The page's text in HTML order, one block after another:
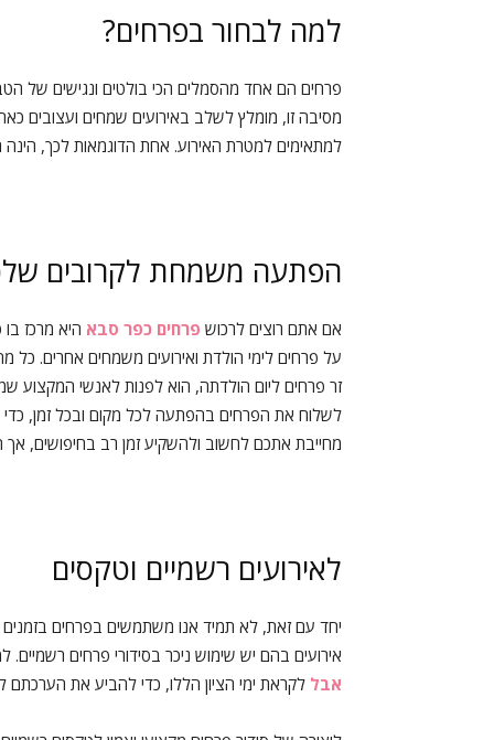
למה לבחור בפרחים?
פרחים הם אחד מהסמלים הכי בולטים ונגישים של
מסיבה זו, מומלץ לשלב באירועים שמחים ועצובים
למתאימים למטרת האירוע. אחת הדוגמאות לכך,
הפתעה משמחת לקרובים
אם אתם רוצים לרכוש פרחים כפר סבא היא מרכז
על פרחים לימי הולדת ואירועים משמחים אחרים.
זר פרחים ליום הולדתה, הוא לפנות לאנשי המקצוע
לשלוח את הפרחים בהפתעה לכל מקום ובכל זמן,
מחייבת אתכם לחשוב ולהשקיע זמן רב בחיפושים, אך
לאירועים רשמיים וטקסים
יחד עם זאת, לא תמיד אנו משתמשים בפרחים בזמנים
אירועים בהם יש שימוש ניכר בסידורי פרחים
אבל לקראת ימי הציון הללו, כדי להביע את הערכתם